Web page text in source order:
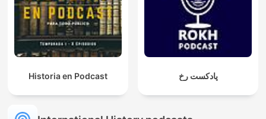
Historia en Podcast پادکست رخ